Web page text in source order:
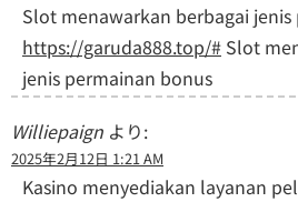
Slot menawarkan berbagai
https://garuda888.top/# Slot
jenis permainan bonus
Williepaign より:
2025年2月12日 1:21 AM
Kasino menyediakan layanan